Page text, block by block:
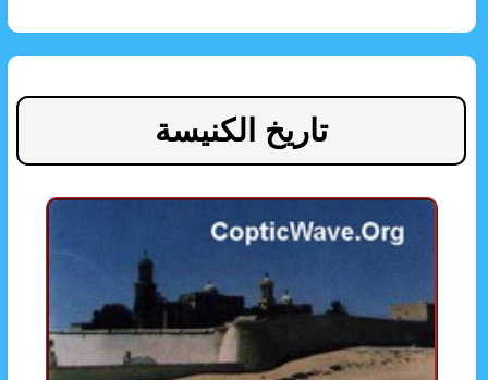
تاريخ الكنيسة